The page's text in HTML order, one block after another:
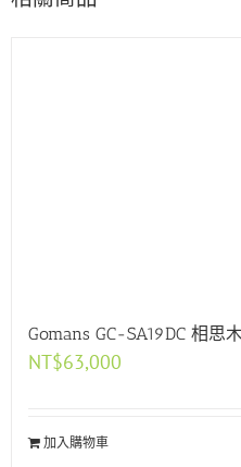
Gomans GC-SA19DC 相思
NT$63,000
加入購物車